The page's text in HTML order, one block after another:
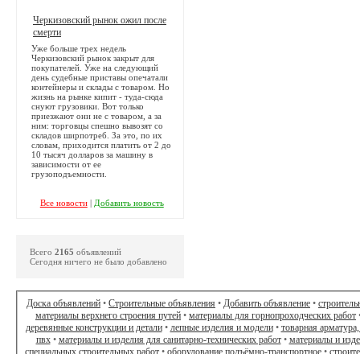
Черкизовский рынок ожил после
смерти
Уже больше трех недель
Черкизовский рынок закрыт для
покупателей. Уже на следующий
день судебные приставы опечатали
контейнеры и склады с товаром. Но
жизнь на рынке кипит - туда-сюда
снуют грузовики. Вот только
приезжают они не с товаром, а за
ним: торговцы спешно вывозят со
складов ширпотреб. За это, по их
словам, приходится платить от 2 до
10 тысяч долларов за машину в
зависимости от ее
грузоподъемности.
Все новости| Добавить новость
Всего 2165 объявлений
Сегодня ничего не было добавлено
Доска объявлений • Строительные объявления • Добавить объявление •
материалы верхнего строения путей • материалы для горнопроходческих работ
деревянные конструкции и детали• лепные изделия и модели• товарная
пвх• материалы и изделия для санитарно-технических работ• материалы и
специальных строительных работ• оборудование подъёмно-транспортное•